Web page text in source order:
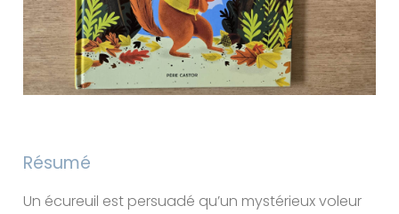
Résumé
Un écureuil est persuadé qu’un mystérieux voleur